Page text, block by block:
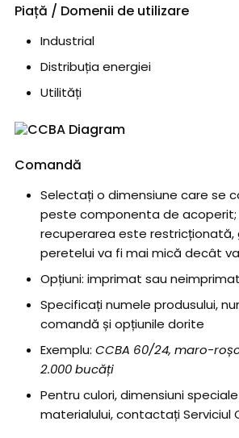
Piață / Domenii de utilizare
Industrial
Distribuția energiei
Utilități
Comandă
Selectați o dimensiune care se
peste componenta de
recuperarea este restricționată,
peretelui va fi mai mică decât
Opțiuni: imprimat sau neimprimat
Specificați numele produsului,
comandă și opțiunile dorite
Exemplu: CCBA 60/24, maro-
2.000 bucăți
Pentru culori, dimensiuni
materialului, contactați Serviciul